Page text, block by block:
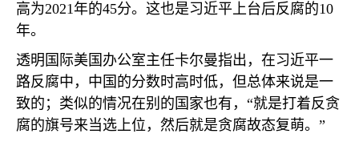
高为2021年的45分。这也是习近平上台后反腐的10
年。
透明国际美国办公室主任卡尔曼指出，在习近平一
路反腐中，中国的分数时高时低，但总体来说是一
致的；类似的情况在别的国家也有，“就是打着反贪
腐的旗号来当选上位，然后就是贪腐故态复萌。”